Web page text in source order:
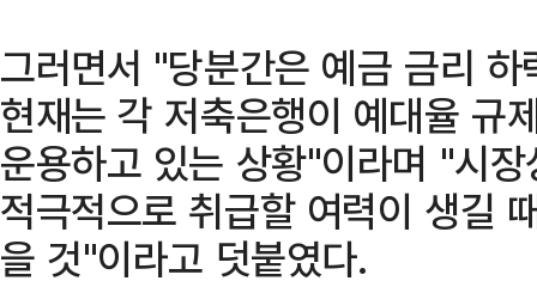
그러면서 "당분간은 예금 금리
현재는 각 저축은행이 예대율 규
운용하고 있는 상황"이라며 "시
적극적으로 취급할 여력이 생길
을 것"이라고 덧붙였다.